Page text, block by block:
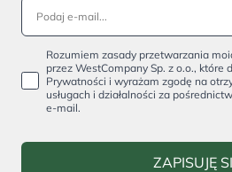
Rozumiem zasady przetwarzania
przez WestCompany Sp. z o.o., które
Prywatności i wyrażam zgodę na
usługach i działalności za
e-mail.
ZAPISUJĘ